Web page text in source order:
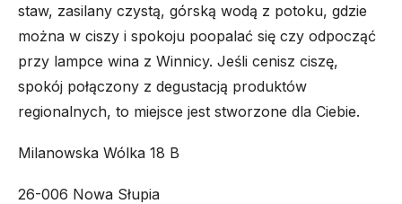
staw, zasilany czystą, górską wodą z potoku, gdzie
można w ciszy i spokoju poopalać się czy odpocząć
przy lampce wina z Winnicy. Jeśli cenisz ciszę,
spokój połączony z degustacją produktów
regionalnych, to miejsce jest stworzone dla Ciebie.
Milanowska Wólka 18 B
26-006 Nowa Słupia